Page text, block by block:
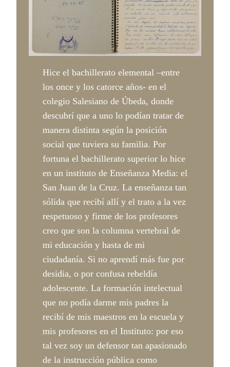
Hice el bachillerato elemental –entre
los once y los catorce años- en el
colegio Salesiano de Úbeda, donde
descubrí que a uno lo podían tratar de
manera distinta según la posición
social que tuviera su familia. Por
fortuna el bachillerato superior lo hice
en un instituto de Enseñanza Media: el
San Juan de la Cruz. La enseñanza tan
sólida que recibí allí y el trato a la vez
respetuoso y firme de los profesores
creo que son la columna vertebral de
mi educación y hasta de mi
ciudadanía. Si no aprendí más fue por
desidia, o por confusa rebeldía
adolescente. La formación intelectual
que no podía darme mis padres la
recibí de mis maestros en la escuela y
mis profesores en el Instituto: por eso
tal vez soy un defensor tan apasionado
de la instrucción pública como